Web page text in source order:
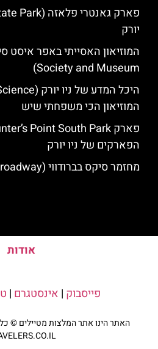
יורק
Society and Museum)
המוזיאון הכי משפחתי שיש
הפארקים של ניו יורק
מחזמר סיקס בברודווי (SIX on Broadway) בניו יורק
אודות
פייסבוק | אינסטגרם |
האתר הינו אתר המלצות מטיילים ©